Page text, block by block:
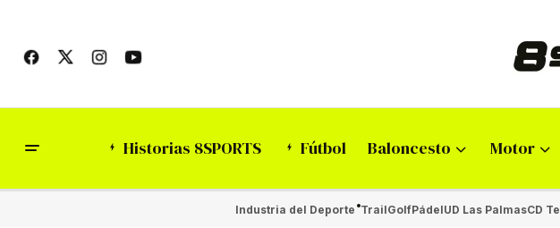
Historias 8SPORTS Fútbol Baloncesto Motor
Industria del Deporte TrailGolfPádelUD Las PalmasCD